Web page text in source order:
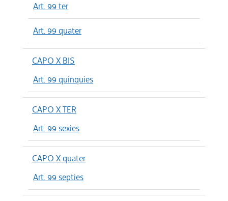
Art. 99 ter
Art. 99 quater
CAPO X BIS
Art. 99 quinquies
CAPO X TER
Art. 99 sexies
CAPO X quater
Art. 99 septies